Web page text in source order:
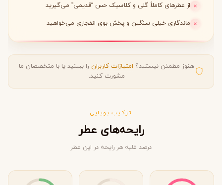
از عطرهای کاملاً گلی و کلاسیک حس “قدیمی” می‌گیرید
ماندگاری خیلی سنگین و پخش بوی انفجاری می‌خواهید
هنوز مطمئن نیستید؟ امتیازات کاربران را ببینید یا با متخصصان ما
مشورت کنید.
ترکیب بویایی
رایحه‌های عطر
درصد غلبه هر رایحه در این عطر